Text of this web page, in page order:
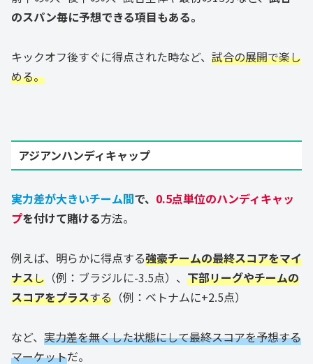
のスパン毎に予想できる項目もある。
キックオフ後すぐに得点された時など、 試合の展開で楽し
める。
アジアンハンディキャップ
実力差が大きいチーム間で、 0.5点単位のハンディキャッ
プを付けて賭ける方法。
例えば、明らかに得点する強豪チームの最終スコアをマイ
ナスし （例：ブラジルに-3.5点）、 下部リーグやチームの
スコアをプラスする （例：ベトナムに+2.5点）
など、 実力差を無くした状態にして最終スコアを予想する
マーケットだ。